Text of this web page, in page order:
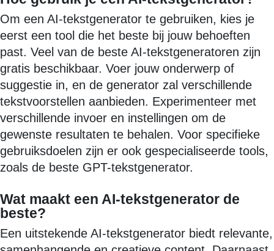
Om een AI-tekstgenerator te gebruiken, kies je
eerst een tool die het beste bij jouw behoeften
past. Veel van de beste AI-tekstgeneratoren zijn
gratis beschikbaar. Voer jouw onderwerp of
suggestie in, en de generator zal verschillende
tekstvoorstellen aanbieden. Experimenteer met
verschillende invoer en instellingen om de
gewenste resultaten te behalen. Voor specifieke
gebruiksdoelen zijn er ook gespecialiseerde tools,
zoals de beste GPT-tekstgenerator.
Wat maakt een AI-tekstgenerator de
beste?
Een uitstekende AI-tekstgenerator biedt relevante,